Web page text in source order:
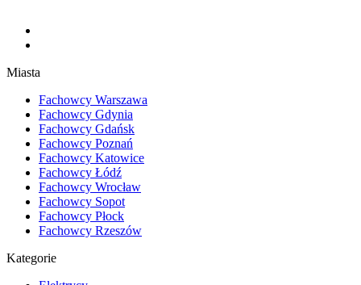
Miasta
Fachowcy Warszawa
Fachowcy Gdynia
Fachowcy Gdańsk
Fachowcy Poznań
Fachowcy Katowice
Fachowcy Łódź
Fachowcy Wrocław
Fachowcy Sopot
Fachowcy Płock
Fachowcy Rzeszów
Kategorie